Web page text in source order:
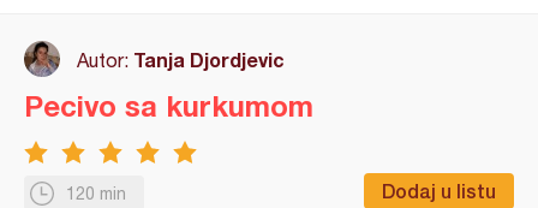
Autor: Tanja Djordjevic
120 min Dodaj u listu
Pecivo sa kurkumom